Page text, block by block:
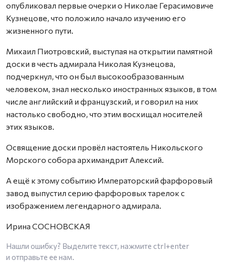
опубликовал первые очерки о Николае Герасимовиче
Кузнецове, что положило начало изучению его
жизненного пути.
Михаил Пиотровский, выступая на открытии памятной
доски в честь адмирала Николая Кузнецова,
подчеркнул, что он был высокообразованным
человеком, знал несколько иностранных языков, в том
числе английский и французский, и говорил на них
настолько свободно, что этим восхищал носителей
этих языков.
Освящение доски провёл настоятель Никольского
Морского собора архимандрит Алексий.
А ещё к этому событию Императорский фарфоровый
завод выпустил серию фарфоровых тарелок с
изображением легендарного адмирала.
Ирина СОСНОВСКАЯ
Нашли ошибку? Выделите текст, нажмите ctrl+enter
и отправьте ее нам.